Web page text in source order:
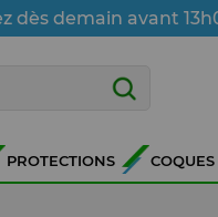
dès demain avant
PROTECTIONS COQUES